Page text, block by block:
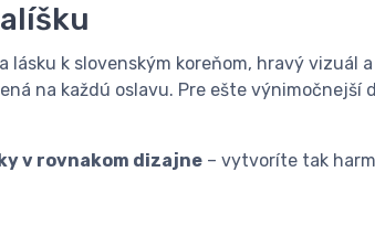
k slovenským koreňom, hravý vizuál a
na každú oslavu. Pre ešte výnimočnejší
v rovnakom dizajne – vytvoríte tak